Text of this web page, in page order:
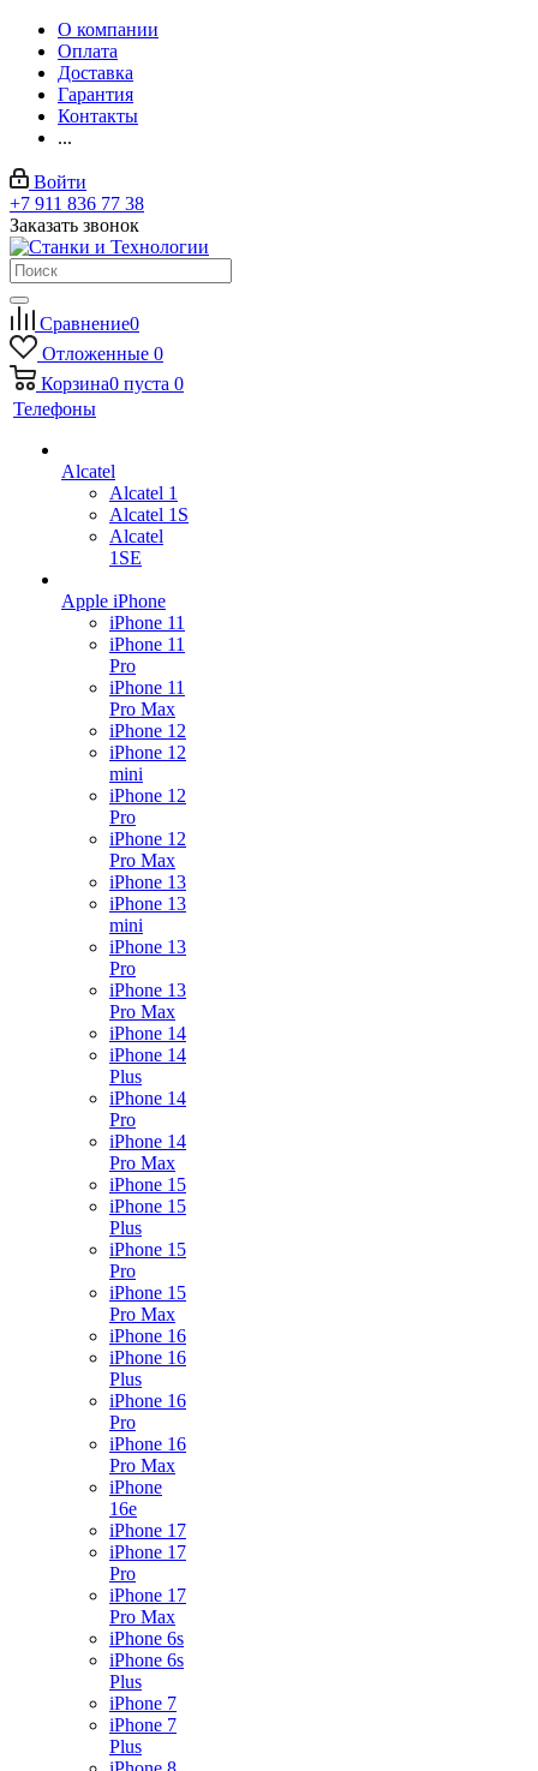
О компании
Оплата
Доставка
Гарантия
Контакты
...
Войти
+7 911 836 77 38
Заказать звонок
Сравнение0
Отложенные 0
Корзина0 пуста 0
Телефоны
Alcatel
Alcatel 1
Alcatel 1S
Alcatel
1SE
Apple iPhone
iPhone 11
iPhone 11
Pro
iPhone 11
Pro Max
iPhone 12
iPhone 12
mini
iPhone 12
Pro
iPhone 12
Pro Max
iPhone 13
iPhone 13
mini
iPhone 13
Pro
iPhone 13
Pro Max
iPhone 14
iPhone 14
Plus
iPhone 14
Pro
iPhone 14
Pro Max
iPhone 15
iPhone 15
Plus
iPhone 15
Pro
iPhone 15
Pro Max
iPhone 16
iPhone 16
Plus
iPhone 16
Pro
iPhone 16
Pro Max
iPhone
16e
iPhone 17
iPhone 17
Pro
iPhone 17
Pro Max
iPhone 6s
iPhone 6s
Plus
iPhone 7
iPhone 7
Plus